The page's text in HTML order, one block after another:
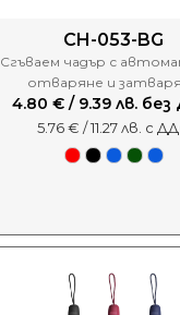
CH-053-BG
Сгъваем чадър с
отваряне и
4.80 € / 9.39 лв.
5.76 € / 11.27 лв. с